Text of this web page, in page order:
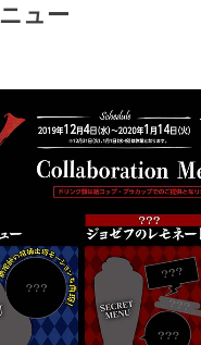
ュー